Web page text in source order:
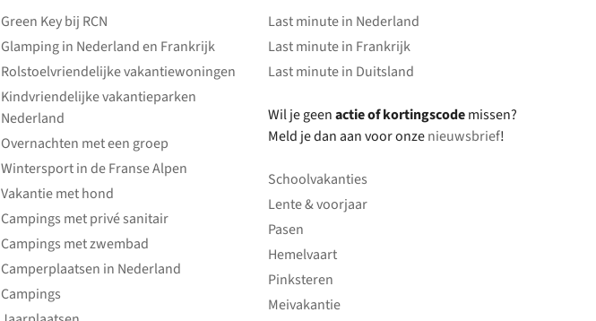
Green Key bij RCN
Glamping in Nederland en Frankrijk
Rolstoelvriendelijke vakantiewoningen
Kindvriendelijke vakantieparken
Nederland
Overnachten met een groep
Wintersport in de Franse Alpen
Vakantie met hond
Campings met privé sanitair
Campings met zwembad
Camperplaatsen in Nederland
Campings
Last minute in Nederland
Last minute in Frankrijk
Last minute in Duitsland
Wil je geenactie of kortingscodemissen?
Meld je dan aan voor onzenieuwsbrief!
Schoolvakanties
Lente & voorjaar
Pasen
Hemelvaart
Pinksteren
Meivakantie